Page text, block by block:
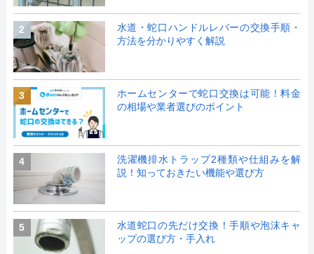
2
水道・蛇口ハンドルレバーの交換手順・
方法を分かりやすく解説
3
ホームセンターで蛇口交換は可能！料金
の相場や業者選びのポイント
4
洗濯機排水トラップ2種類や仕組みを解
説！知っておきたい機能や選び方
5
水道蛇口の先だけ交換！手順や泡沫キャ
ップの選び方・手入れ